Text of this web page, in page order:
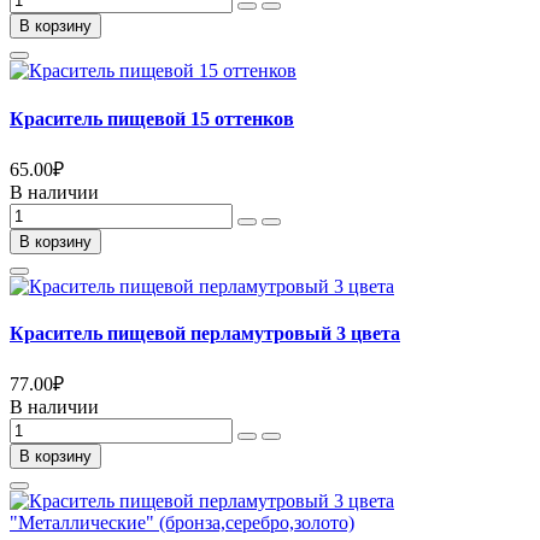
В корзину
Краситель пищевой 15 оттенков
65.00₽
В наличии
В корзину
Краситель пищевой перламутровый 3 цвета
77.00₽
В наличии
В корзину